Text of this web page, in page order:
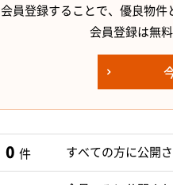
会員登録することで、優良物件
会員登録は無
0 件 すべての方に公開